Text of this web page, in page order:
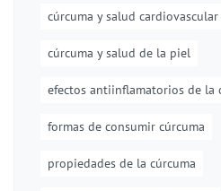
cúrcuma y salud cardiovascular
cúrcuma y salud de la piel
efectos antiinflamatorios de la
formas de consumir cúrcuma
propiedades de la cúrcuma